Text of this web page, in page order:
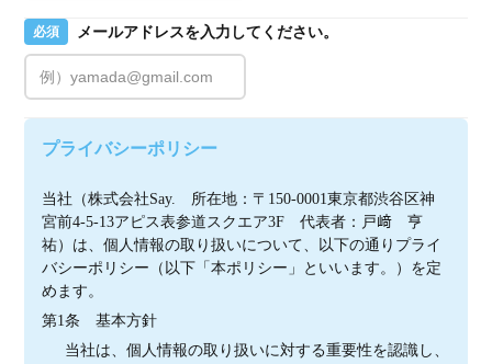
必須 メールアドレスを入力してください。
プライバシーポリシー
当社（株式会社Say.　所在地：〒150-0001東京都渋谷区神
宮前4-5-13アピス表参道スクエア3F　代表者：戸﨑　亨
祐）は、個人情報の取り扱いについて、以下の通りプライ
バシーポリシー（以下「本ポリシー」といいます。）を定
めます。
第1条　基本方針
当社は、個人情報の取り扱いに対する重要性を認識し、